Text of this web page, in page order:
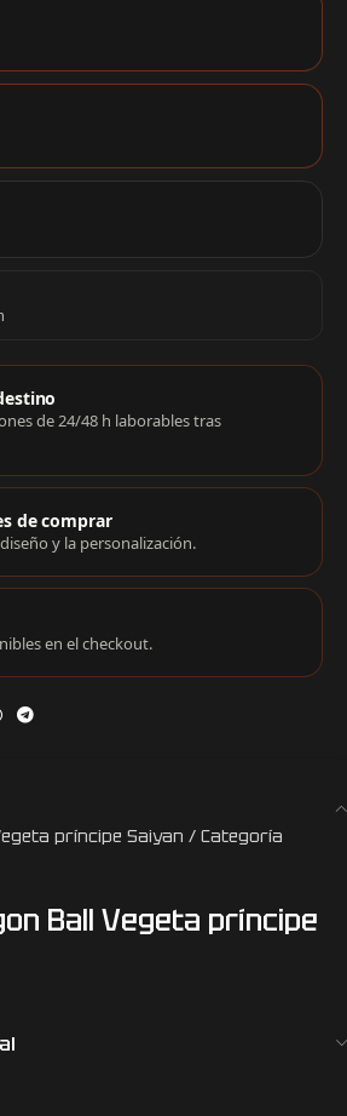
compra
de 24/48 h laborables tras
de comprar
y la personalización.
en el checkout.
príncipe Saiyan / Categoría
Ball Vegeta príncipe